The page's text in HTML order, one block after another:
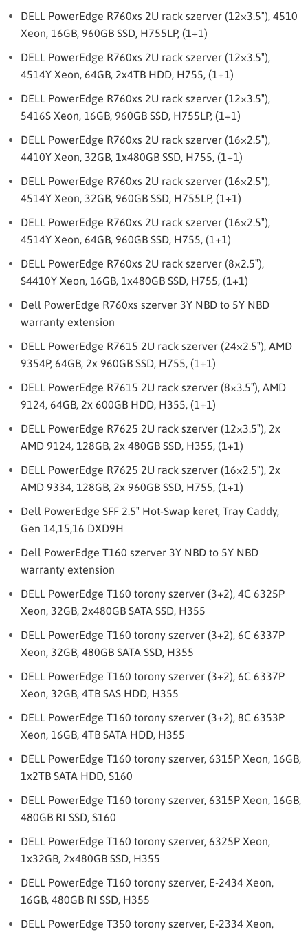
DELL PowerEdge R760xs 2U rack szerver (12×3.5″), 4510
Xeon, 16GB, 960GB SSD, H755LP, (1+1)
DELL PowerEdge R760xs 2U rack szerver (12×3.5″),
4514Y Xeon, 64GB, 2x4TB HDD, H755, (1+1)
DELL PowerEdge R760xs 2U rack szerver (12×3.5″),
5416S Xeon, 16GB, 960GB SSD, H755LP, (1+1)
DELL PowerEdge R760xs 2U rack szerver (16×2.5″),
4410Y Xeon, 32GB, 1x480GB SSD, H755, (1+1)
DELL PowerEdge R760xs 2U rack szerver (16×2.5″),
4514Y Xeon, 32GB, 960GB SSD, H755LP, (1+1)
DELL PowerEdge R760xs 2U rack szerver (16×2.5″),
4514Y Xeon, 64GB, 960GB SSD, H755, (1+1)
DELL PowerEdge R760xs 2U rack szerver (8×2.5″),
S4410Y Xeon, 16GB, 1x480GB SSD, H755, (1+1)
Dell PowerEdge R760xs szerver 3Y NBD to 5Y NBD
warranty extension
DELL PowerEdge R7615 2U rack szerver (24×2.5″), AMD
9354P, 64GB, 2x 960GB SSD, H755, (1+1)
DELL PowerEdge R7615 2U rack szerver (8×3.5″), AMD
9124, 64GB, 2x 600GB HDD, H355, (1+1)
DELL PowerEdge R7625 2U rack szerver (12×3.5″), 2x
AMD 9124, 128GB, 2x 480GB SSD, H355, (1+1)
DELL PowerEdge R7625 2U rack szerver (16×2.5″), 2x
AMD 9334, 128GB, 2x 960GB SSD, H755, (1+1)
Dell PowerEdge SFF 2.5″ Hot-Swap keret, Tray Caddy,
Gen 14,15,16 DXD9H
Dell PowerEdge T160 szerver 3Y NBD to 5Y NBD
warranty extension
DELL PowerEdge T160 torony szerver (3+2), 4C 6325P
Xeon, 32GB, 2x480GB SATA SSD, H355
DELL PowerEdge T160 torony szerver (3+2), 6C 6337P
Xeon, 32GB, 480GB SATA SSD, H355
DELL PowerEdge T160 torony szerver (3+2), 6C 6337P
Xeon, 32GB, 4TB SAS HDD, H355
DELL PowerEdge T160 torony szerver (3+2), 8C 6353P
Xeon, 16GB, 4TB SATA HDD, H355
DELL PowerEdge T160 torony szerver, 6315P Xeon, 16GB,
1x2TB SATA HDD, S160
DELL PowerEdge T160 torony szerver, 6315P Xeon, 16GB,
480GB RI SSD, S160
DELL PowerEdge T160 torony szerver, 6325P Xeon,
1x32GB, 2x480GB SSD, H355
DELL PowerEdge T160 torony szerver, E-2434 Xeon,
16GB, 480GB RI SSD, H355
DELL PowerEdge T350 torony szerver, E-2334 Xeon,